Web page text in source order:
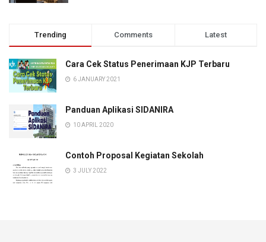
Trending Comments Latest
Cara Cek Status Penerimaan KJP Terbaru
6 JANUARY 2021
Panduan Aplikasi SIDANIRA
10 APRIL 2020
Contoh Proposal Kegiatan Sekolah
3 JULY 2022